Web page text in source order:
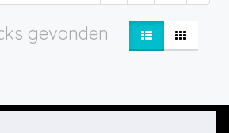
gevonden